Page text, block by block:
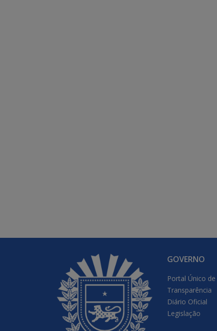
GOVERNO
Portal Único
Transparência
Diário Oficial
Legislação